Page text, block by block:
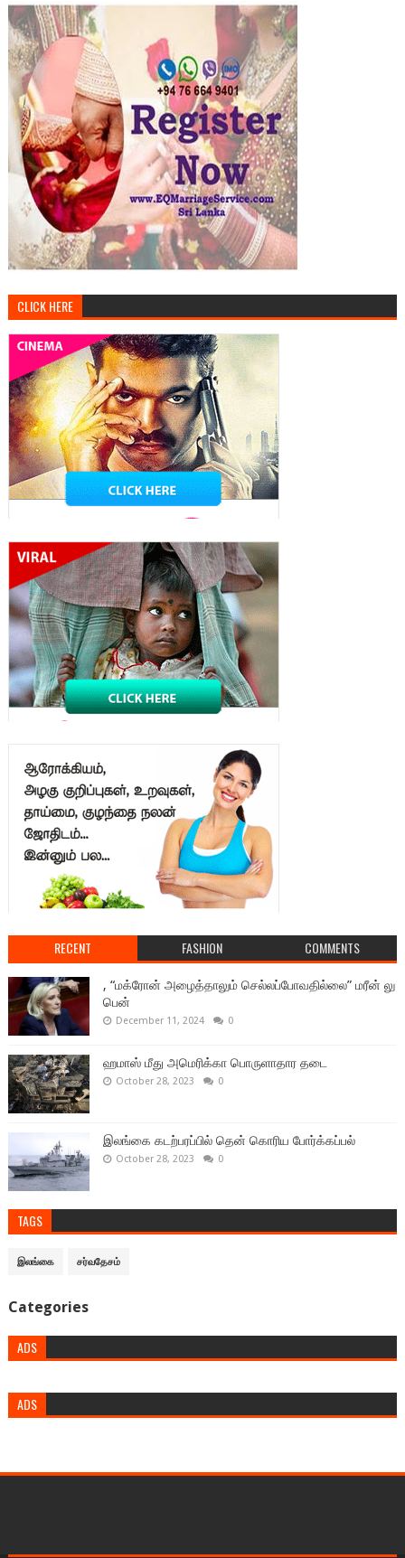
CLICK HERE
RECENT FASHION COMMENTS
, “மக்ரோன் அழைத்தாலும் செல்லப்போவதில்லை” மரீன் லு
பென்
December 11, 2024 0
ஹமாஸ் மீது அமெரிக்கா பொருளாதார தடை
October 28, 2023 0
இலங்கை கடற்பரப்பில் தென் கொரிய போர்க்கப்பல்
October 28, 2023 0
TAGS
இலங்கை சர்வதேசம்
Categories
ADS
ADS